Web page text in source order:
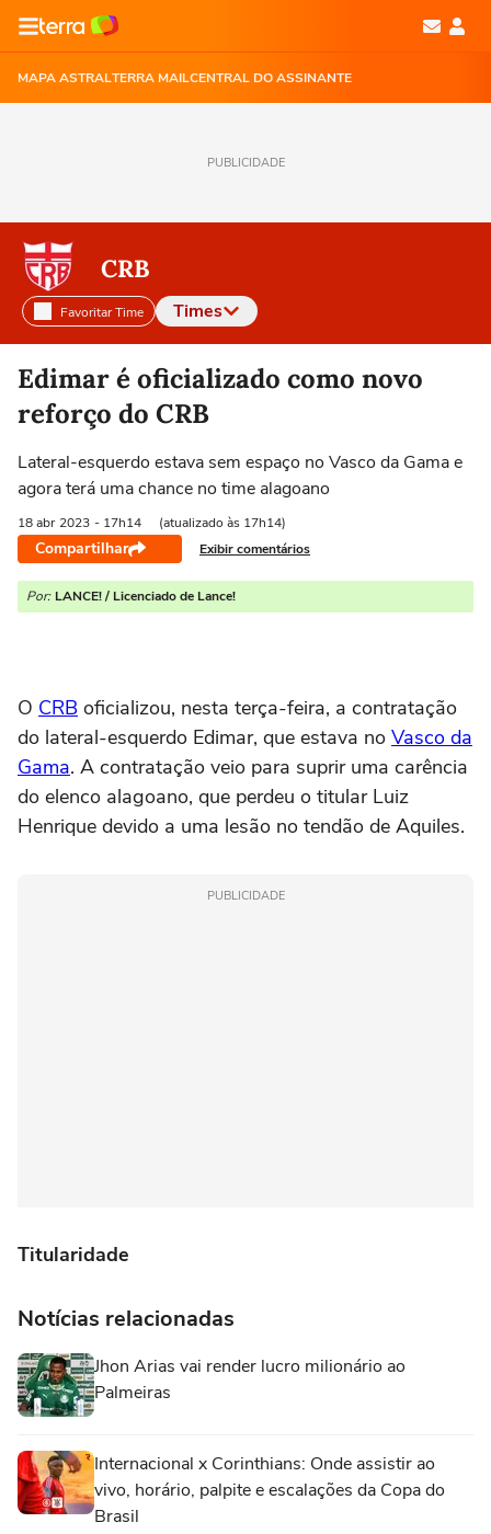
MAPA ASTRALTERRA MAILCENTRAL DO ASSINANTE
PUBLICIDADE
CRB
Favoritar Time Times
Selecione o time para ver as notícias
Edimar é oficializado como novo
reforço do CRB
Lateral-esquerdo estava sem espaço no Vasco da Gama e
agora terá uma chance no time alagoano
18 abr 2023 - 17h14 (atualizado às 17h14)
Compartilhar Exibir comentários
Por: LANCE! / Licenciado de Lance!
O CRB oficializou, nesta terça-feira, a contratação
do lateral-esquerdo Edimar, que estava no Vasco da
Gama. A contratação veio para suprir uma carência
do elenco alagoano, que perdeu o titular Luiz
Henrique devido a uma lesão no tendão de Aquiles.
PUBLICIDADE
Titularidade
Notícias relacionadas
Jhon Arias vai render lucro milionário ao
Palmeiras
Internacional x Corinthians: Onde assistir ao
vivo, horário, palpite e escalações da Copa do
Brasil